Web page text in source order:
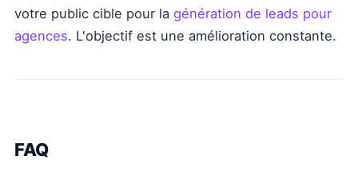
votre public cible pour la génération de leads pour
agences. L'objectif est une amélioration constante.
FAQ